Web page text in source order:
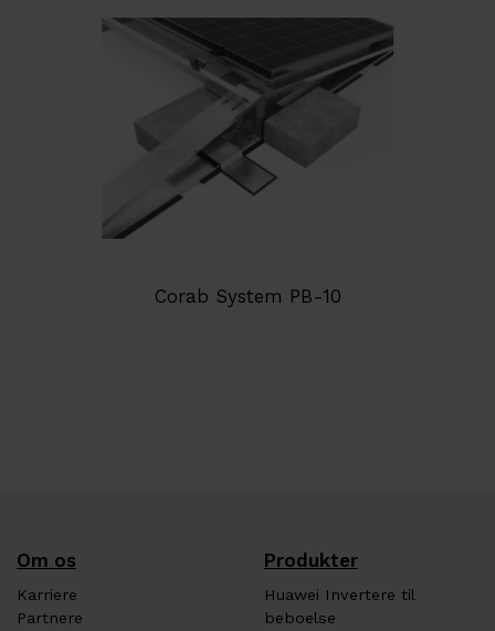
Corab System PB-10
Om os
Karriere
Partnere
Produkter
Huawei Invertere til
beboelse